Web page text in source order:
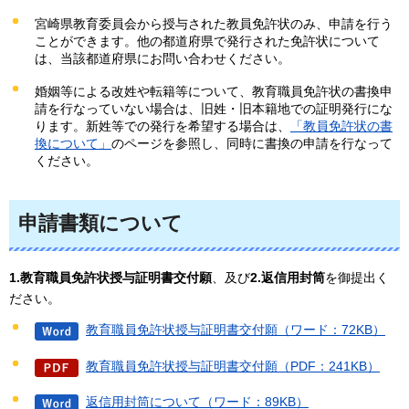
宮崎県教育委員会から授与された教員免許状のみ、申請を行う
ことができます。他の都道府県で発行された免許状について
は、当該都道府県にお問い合わせください。
婚姻等による改姓や転籍等について、教育職員免許状の書換申
請を行なっていない場合は、旧姓・旧本籍地での証明発行にな
ります。新姓等での発行を希望する場合は、
「教員免許状の書
換について」 のページを参照し、同時に書換の申請を行なって
ください。
申請書類について
1.教育職員免許状授与証明書交付願、及び2.返信用封筒を御提出く
ださい。
教育職員免許状授与証明書交付願（ワード：72KB）
教育職員免許状授与証明書交付願（PDF：241KB）
返信用封筒について（ワード：89KB）